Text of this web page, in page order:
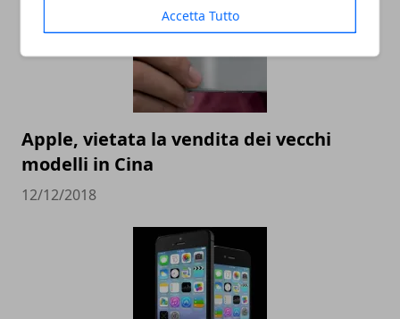
Accetta Tutto
Apple, vietata la vendita dei vecchi
modelli in Cina
12/12/2018